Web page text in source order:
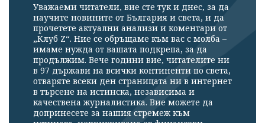
Уважаеми читатели, вие сте тук и днес, за да
научите новините от България и света, и да
прочетете актуални анализи и коментари от
„Клуб Z“. Ние се обръщаме към вас с молба –
имаме нужда от вашата подкрепа, за да
продължим. Вече години вие, читателите ни
в 97 държави на всички континенти по света,
отваряте всеки ден страницата ни в интернет
в търсене на истинска, независима и
качествена журналистика. Вие можете да
допринесете за нашия стремеж към